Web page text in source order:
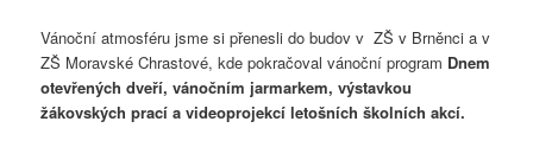
Vánoční atmosféru jsme si přenesli do budov v ZŠ v Brněnci a v
ZŠ Moravské Chrastové, kde pokračoval vánoční program Dnem
otevřených dveří, vánočním jarmarkem, výstavkou
žákovských prací a videoprojekcí letošních školních akcí.